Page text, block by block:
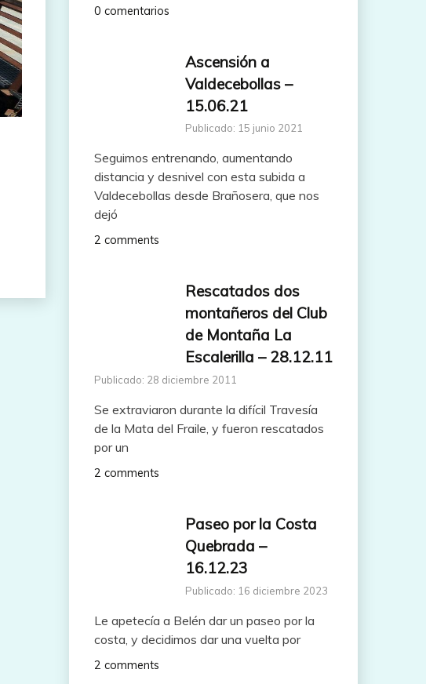
0 comentarios
Ascensión a
Valdecebollas –
15.06.21
Publicado: 15 junio 2021
Seguimos entrenando, aumentando
distancia y desnivel con esta subida a
Valdecebollas desde Brañosera, que nos
dejó
2 comments
Rescatados dos
montañeros del Club
de Montaña La
Escalerilla – 28.12.11
Publicado: 28 diciembre 2011
Se extraviaron durante la difícil Travesía
de la Mata del Fraile, y fueron rescatados
por un
2 comments
Paseo por la Costa
Quebrada –
16.12.23
Publicado: 16 diciembre 2023
Le apetecía a Belén dar un paseo por la
costa, y decidimos dar una vuelta por
2 comments